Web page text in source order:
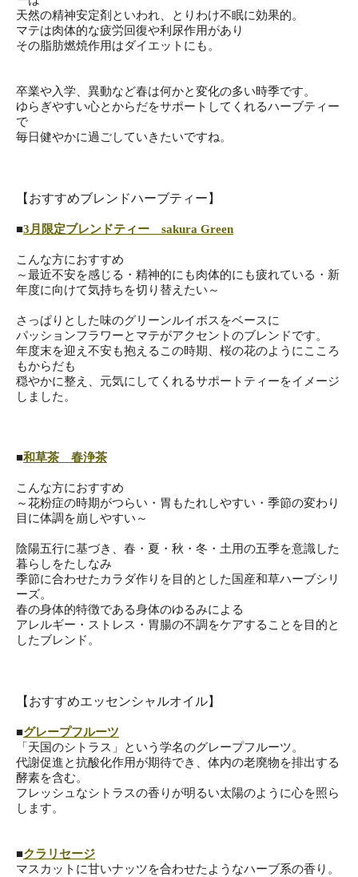
天然の精神安定剤といわれ、とりわけ不眠に効果的。
マテは肉体的な疲労回復や利尿作用があり
その脂肪燃焼作用はダイエットにも。
卒業や入学、異動など春は何かと変化の多い時季です。
ゆらぎやすい心とからだをサポートしてくれるハーブティー
で
毎日健やかに過ごしていきたいですね。
【おすすめブレンドハーブティー】
■3月限定ブレンドティー sakura Green
こんな方におすすめ
～最近不安を感じる・精神的にも肉体的にも疲れている・新
年度に向けて気持ちを切り替えたい～
さっぱりとした味のグリーンルイボスをベースに
パッションフラワーとマテがアクセントのブレンドです。
年度末を迎え不安も抱えるこの時期、桜の花のようにこころ
もからだも
穏やかに整え、元気にしてくれるサポートティーをイメージ
しました。
■和草茶 春浄茶
こんな方におすすめ
～花粉症の時期がつらい・胃もたれしやすい・季節の変わり
目に体調を崩しやすい～
陰陽五行に基づき、春・夏・秋・冬・土用の五季を意識した
暮らし をたしなみ
季節に合わせたカラダ作りを目的とした国産和草ハーブシリ
ーズ。
春の身体的特徴である身体のゆるみによる
アレルギー・ストレス・胃腸の不調をケアすることを目的と
したブレンド。
【おすすめエッセンシャルオイル】
■グレープフルーツ
「天国のシトラス」という学名のグレープフルーツ。
代謝促進と抗酸化作用が期待でき、体内の老廃物を排出する
酵素を含む。
フレッシュなシトラスの香りが明るい太陽のように心を照ら
します。
■クラリセージ
マスカットに甘いナッツを合わせたようなハーブ系の香り。